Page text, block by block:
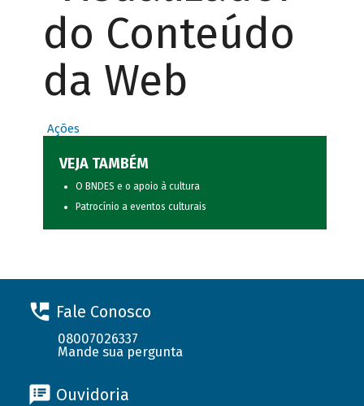
do Conteúdo
da Web
Ações
VEJA TAMBÉM
O BNDES e o apoio à cultura
Patrocínio a eventos culturais
Fale Conosco
08007026337
Mande sua pergunta
Ouvidoria